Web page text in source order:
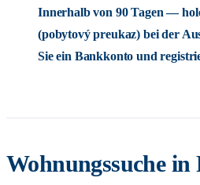
Innerhalb von 90 Tagen —
(pobytový preukaz) bei der
Sie ein Bankkonto und
Wohnungssuche in